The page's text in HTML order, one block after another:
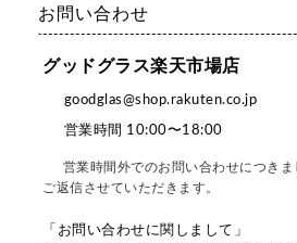
お問い合わせ
グッドグラス楽天市場店
goodglas@shop.rakuten.co.jp
営業時間 10:00〜18:00
営業時間外でのお問い合わせにつき
ご返信させていただきます。
「お問い合わせに関しまして」